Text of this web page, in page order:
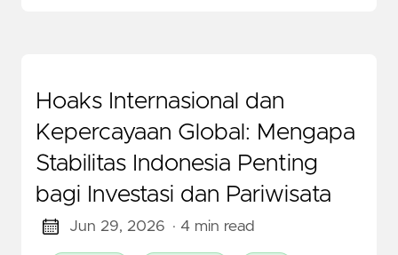
Hoaks Internasional dan
Kepercayaan Global: Mengapa
Stabilitas Indonesia Penting
bagi Investasi dan Pariwisata
Jun 29, 2026 · 4 min read